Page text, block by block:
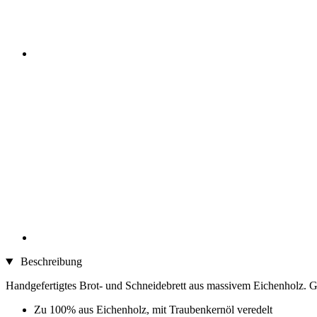
Beschreibung
Handgefertigtes Brot- und Schneidebrett aus massivem Eichenholz.
Zu 100% aus Eichenholz, mit Traubenkernöl veredelt